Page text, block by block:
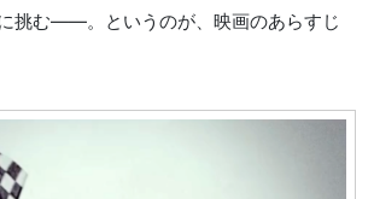
に挑む——。というのが、映画のあらすじ